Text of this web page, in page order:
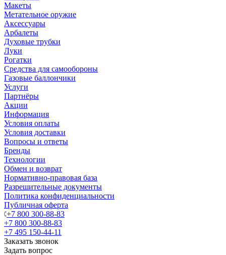
Макеты
Метательное оружие
Аксессуары
Арбалеты
Духовые трубки
Луки
Рогатки
Средства для самообороны
Газовые баллончики
Услуги
Партнёры
Акции
Информация
Условия оплаты
Условия доставки
Вопросы и ответы
Бренды
Технологии
Обмен и возврат
Нормативно-правовая база
Разрешительные документы
Политика конфиденциальности
Публичная оферта
+7 800 300-88-83
+7 800 300-88-83
+7 495 150-44-11
Заказать звонок
Задать вопрос